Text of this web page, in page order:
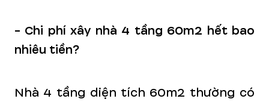
- Chi phí xây nhà 4 tầng 60m2 hết bao
nhiêu tiền?
Nhà 4 tầng diện tích 60m2 thường có